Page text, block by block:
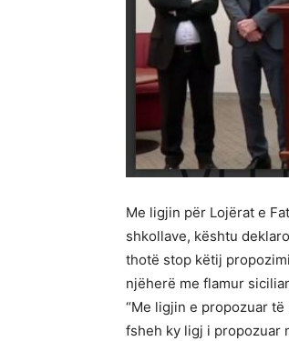
Me ligjin për Lojërat e
shkollave, kështu
thotë stop këtij
njëherë me flamur
“Me ligjin e propozuar
fsheh ky ligj i propozuar